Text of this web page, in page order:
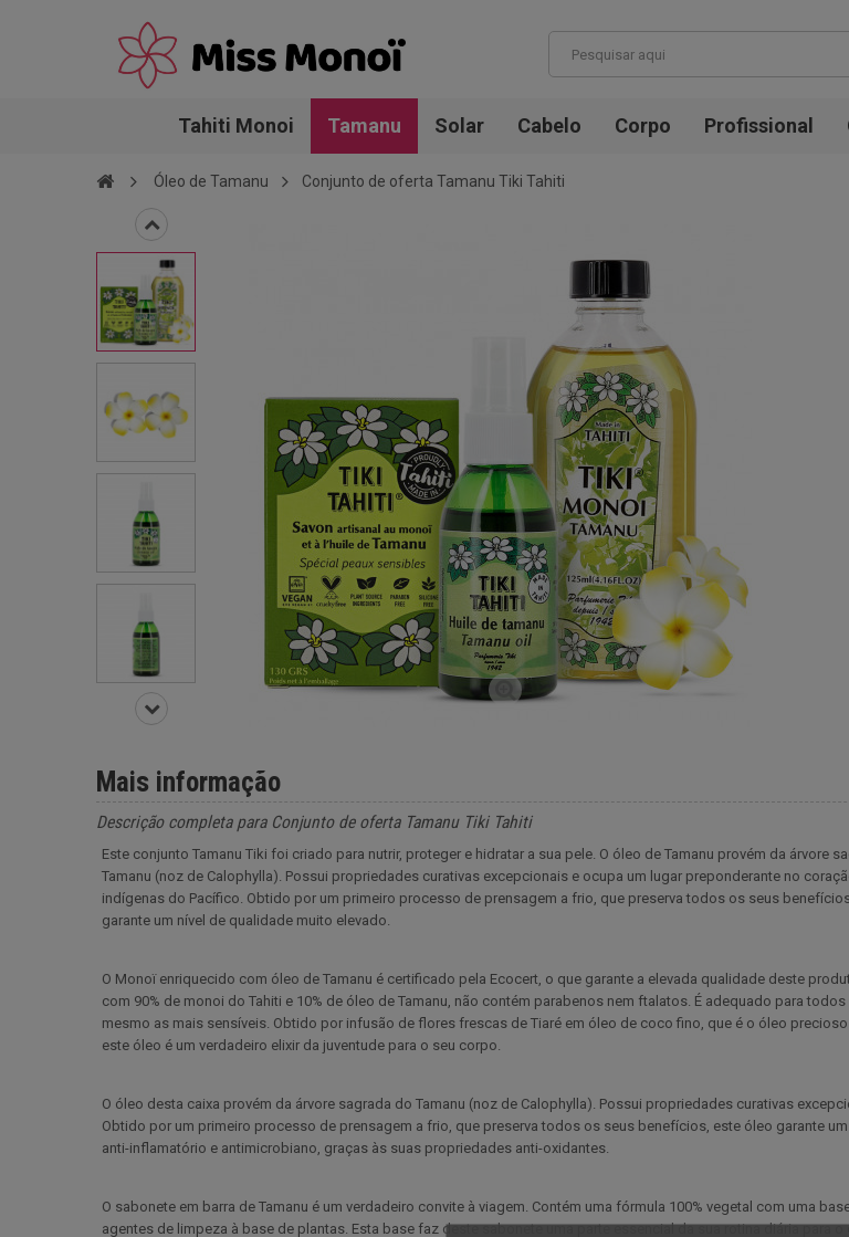
Tahiti Monoi Tamanu Solar Cabelo Corpo Profissional
Óleo de Tamanu Conjunto de oferta Tamanu Tiki Tahiti
Mais informação
Descrição completa para Conjunto de oferta Tamanu Tiki Tahiti
Este conjunto Tamanu Tiki foi criado para nutrir, proteger e hidratar a sua pele. O óleo de Tamanu provém da árvore
Tamanu (noz de Calophylla). Possui propriedades curativas excepcionais e ocupa um lugar preponderante no
indígenas do Pacífico. Obtido por um primeiro processo de prensagem a frio, que preserva todos os seus
garante um nível de qualidade muito elevado.
O Monoï enriquecido com óleo de Tamanu é certificado pela Ecocert, o que garante a elevada qualidade deste
com 90% de monoi do Tahiti e 10% de óleo de Tamanu, não contém parabenos nem ftalatos. É adequado para
mesmo as mais sensíveis. Obtido por infusão de flores frescas de Tiaré em óleo de coco fino, que é o óleo
este óleo é um verdadeiro elixir da juventude para o seu corpo.
O óleo desta caixa provém da árvore sagrada do Tamanu (noz de Calophylla). Possui propriedades curativas
Obtido por um primeiro processo de prensagem a frio, que preserva todos os seus benefícios, este óleo garante
anti-inflamatório e antimicrobiano, graças às suas propriedades anti-oxidantes.
O sabonete em barra de Tamanu é um verdadeiro convite à viagem. Contém uma fórmula 100% vegetal com uma
agentes de limpeza à base de plantas. Esta base faz deste sabonete uma parte essencial da sua rotina diária para o